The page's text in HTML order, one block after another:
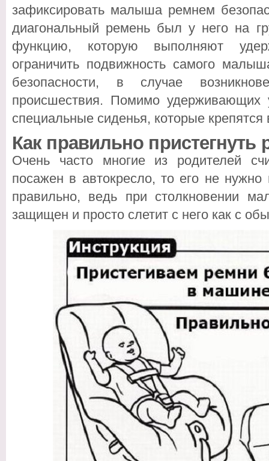
зафиксировать малыша ремнем
диагональный ремень был у него на
функцию, которую выполняют
ограничить подвижность самого
безопасности, в случае
происшествия. Помимо удерживающих
специальные сиденья, которые
Как правильно пристегнуть
Очень часто многие из родителей
посажен в автокресло, то его не нужно
правильно, ведь при столкновении
защищен и просто слетит с него как с